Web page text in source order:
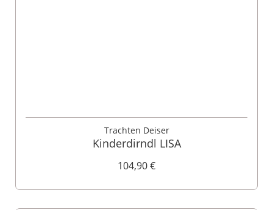
Trachten Deiser
Kinderdirndl LISA
104,90 €